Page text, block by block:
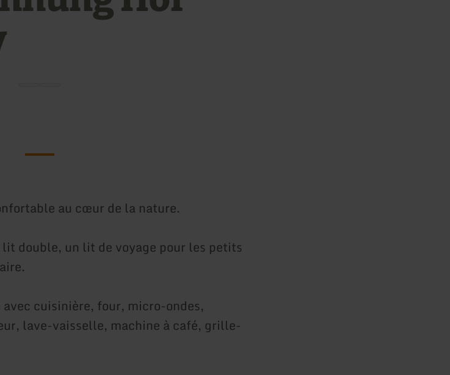
au cœur de la nature.
double, un lit de voyage pour les petits
cuisinière, four, micro-ondes,
lave-vaisselle, machine à café, grille-